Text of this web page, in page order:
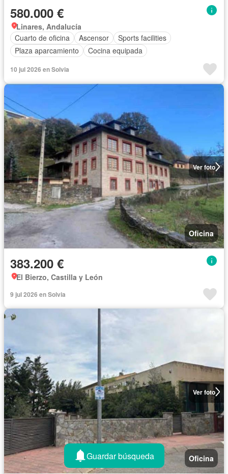
580.000 €
Linares, Andalucía
Cuarto de oficina
Ascensor
Sports facilities
Plaza aparcamiento
Cocina equipada
10 jul 2026 en Solvia
Ver foto
Oficina
383.200 €
El Bierzo, Castilla y León
9 jul 2026 en Solvia
Ver foto
Oficina
Guardar búsqueda